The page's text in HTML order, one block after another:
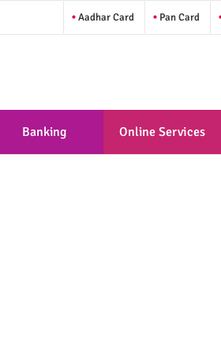
Aadhar Card Pan Card
Banking Online Services